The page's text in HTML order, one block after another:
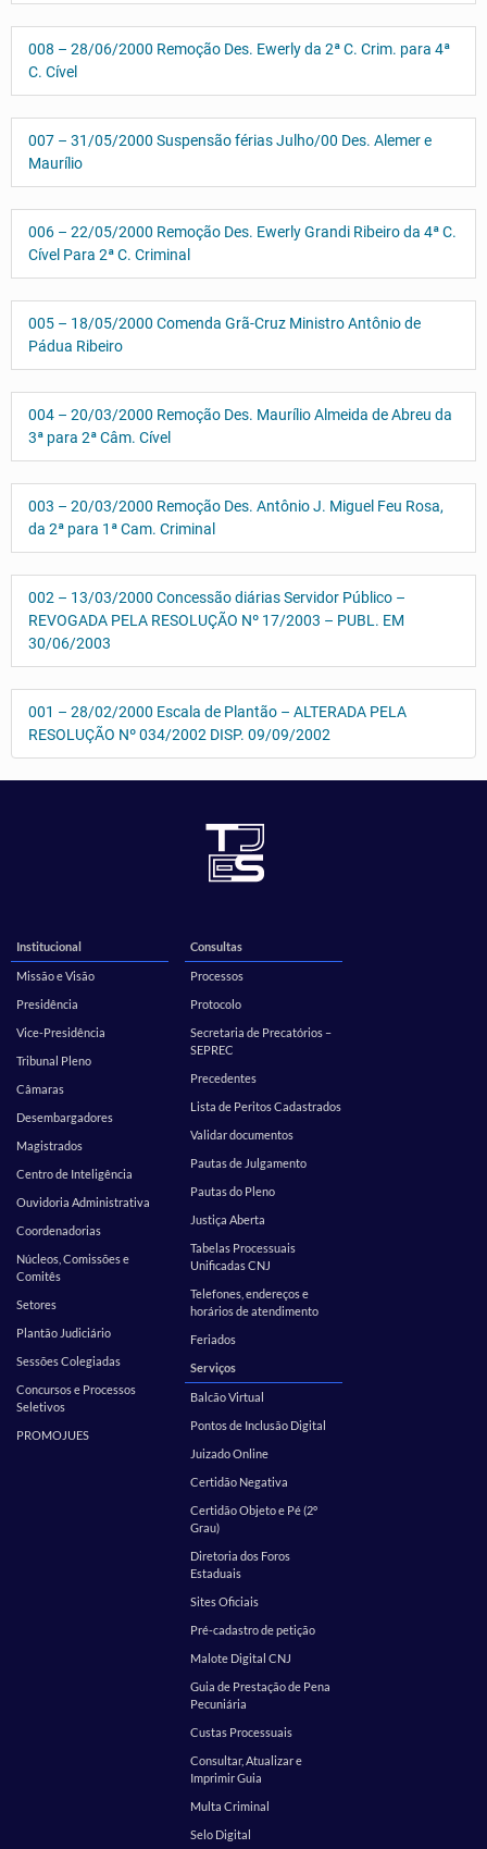
008 – 28/06/2000 Remoção Des. Ewerly da 2ª C. Crim. para 4ª
C. Cível
007 – 31/05/2000 Suspensão férias Julho/00 Des. Alemer e
Maurílio
006 – 22/05/2000 Remoção Des. Ewerly Grandi Ribeiro da 4ª C.
Cível Para 2ª C. Criminal
005 – 18/05/2000 Comenda Grã-Cruz Ministro Antônio de
Pádua Ribeiro
004 – 20/03/2000 Remoção Des. Maurílio Almeida de Abreu da
3ª para 2ª Câm. Cível
003 – 20/03/2000 Remoção Des. Antônio J. Miguel Feu Rosa,
da 2ª para 1ª Cam. Criminal
002 – 13/03/2000 Concessão diárias Servidor Público –
REVOGADA PELA RESOLUÇÃO Nº 17/2003 – PUBL. EM
30/06/2003
001 – 28/02/2000 Escala de Plantão – ALTERADA PELA
RESOLUÇÃO Nº 034/2002 DISP. 09/09/2002
Institucional
Missão e Visão
Presidência
Vice-Presidência
Tribunal Pleno
Câmaras
Desembargadores
Magistrados
Centro de Inteligência
Ouvidoria Administrativa
Coordenadorias
Núcleos, Comissões e
Comitês
Setores
Plantão Judiciário
Sessões Colegiadas
Concursos e Processos
Seletivos
PROMOJUES
Consultas
Processos
Protocolo
Secretaria de Precatórios –
SEPREC
Precedentes
Lista de Peritos Cadastrados
Validar documentos
Pautas de Julgamento
Pautas do Pleno
Justiça Aberta
Tabelas Processuais
Unificadas CNJ
Telefones, endereços e
horários de atendimento
Feriados
Serviços
Balcão Virtual
Pontos de Inclusão Digital
Juizado Online
Certidão Negativa
Certidão Objeto e Pé (2º
Grau)
Diretoria dos Foros
Estaduais
Sites Oficiais
Pré-cadastro de petição
Malote Digital CNJ
Guia de Prestação de Pena
Pecuniária
Custas Processuais
Consultar, Atualizar e
Imprimir Guia
Multa Criminal
Selo Digital